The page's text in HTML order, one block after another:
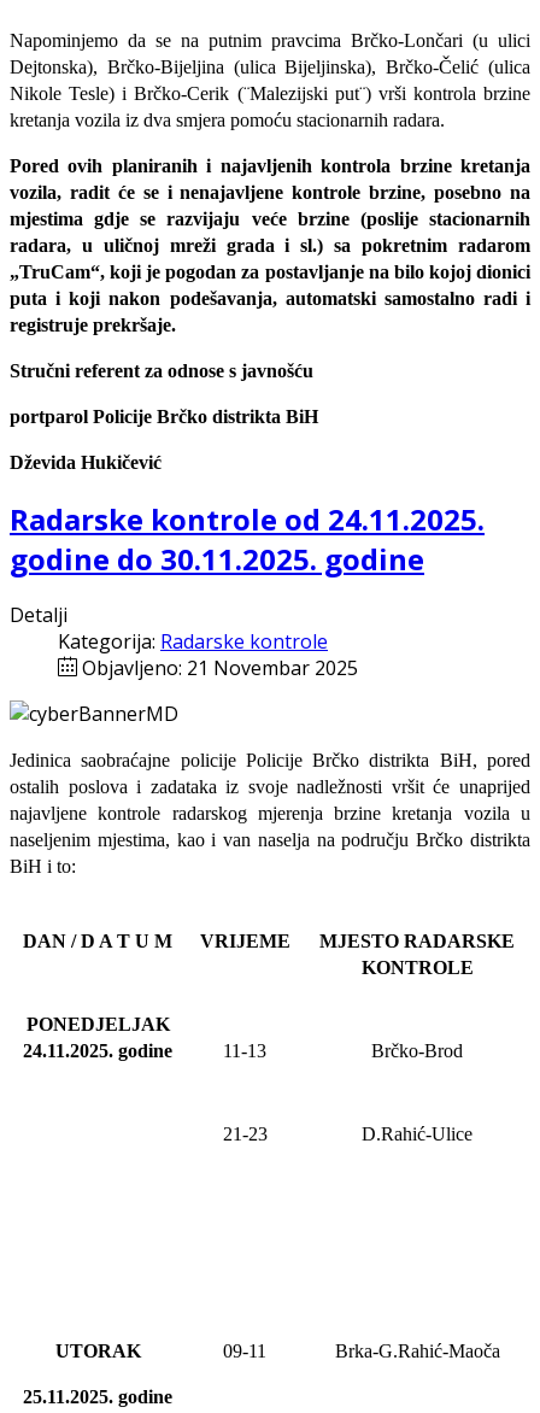
Napominjemo da se na putnim pravcima Brčko-Lončari (u ulici
Dejtonska), Brčko-Bijeljina (ulica Bijeljinska), Brčko-Čelić (ulica
Nikole Tesle) i Brčko-Cerik (¨Malezijski put¨) vrši kontrola brzine
kretanja vozila iz dva smjera pomoću stacionarnih radara.
Pored ovih planiranih i najavljenih kontrola brzine kretanja
vozila, radit će se i nenajavljene kontrole brzine, posebno na
mjestima gdje se razvijaju veće brzine (poslije stacionarnih
radara, u uličnoj mreži grada i sl.) sa pokretnim radarom
„TruCam“, koji je pogodan za postavljanje na bilo kojoj dionici
puta i koji nakon podešavanja, automatski samostalno radi i
registruje prekršaje.
Stručni referent za odnose s javnošću
portparol Policije Brčko distrikta BiH
Dževida Hukičević
Radarske kontrole od 24.11.2025.
godine do 30.11.2025. godine
Detalji
Kategorija: Radarske kontrole
Objavljeno: 21 Novembar 2025
Jedinica saobraćajne policije Policije Brčko distrikta BiH, pored
ostalih poslova i zadataka iz svoje nadležnosti vršit će unaprijed
najavljene kontrole radarskog mjerenja brzine kretanja vozila u
naseljenim mjestima, kao i van naselja na području Brčko distrikta
BiH i to:
DAN / D A T U M VRIJEME
MJESTO RADARSKE
KONTROLE
PONEDJELJAK
24.11.2025. godine 11-13 Brčko-Brod
21-23 D.Rahić-Ulice
UTORAK
25.11.2025. godine
09-11 Brka-G.Rahić-Maoča